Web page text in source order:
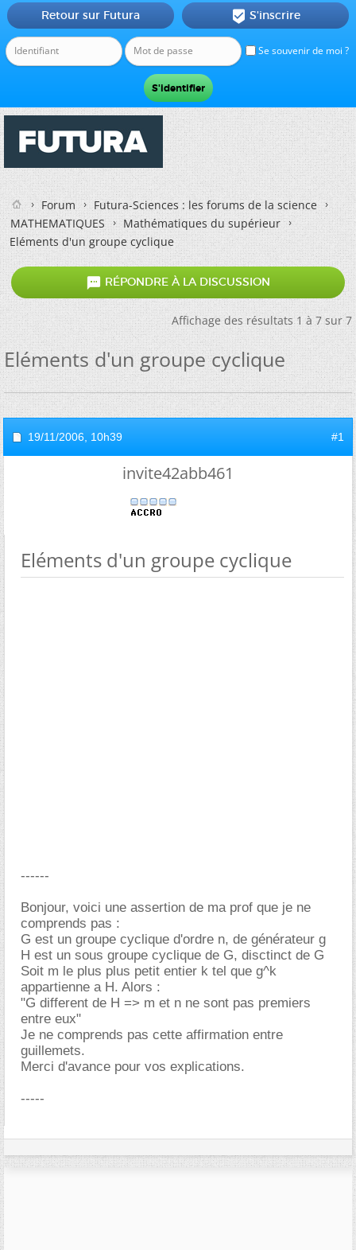
Se souvenir de moi ?
Retour sur Futura  S'inscrire
Forum
Futura-Sciences : les forums de la science
MATHEMATIQUES
Mathématiques du supérieur
Eléments d'un groupe cyclique
 RÉPONDRE À LA DISCUSSION
Affichage des résultats 1 à 7 sur 7
Eléments d'un groupe cyclique
19/11/2006, 10h39 #1
invite42abb461
Eléments d'un groupe cyclique
------
Bonjour, voici une assertion de ma prof que je ne
comprends pas :
G est un groupe cyclique d'ordre n, de générateur g
H est un sous groupe cyclique de G, disctinct de G
Soit m le plus plus petit entier k tel que g^k
appartienne a H. Alors :
"G different de H => m et n ne sont pas premiers
entre eux"
Je ne comprends pas cette affirmation entre
guillemets.
Merci d'avance pour vos explications.
-----